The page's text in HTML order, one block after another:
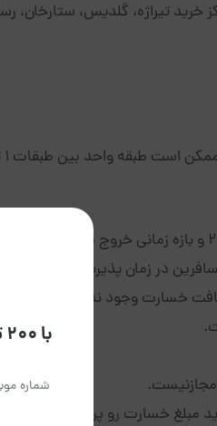
گلدیس، ستارخان، رستوران
در زمان پذیرش الزامی است.
خسارت وجود ندارد.
مجازنیست.
خسارت رو پرداخت نمایید
شماره